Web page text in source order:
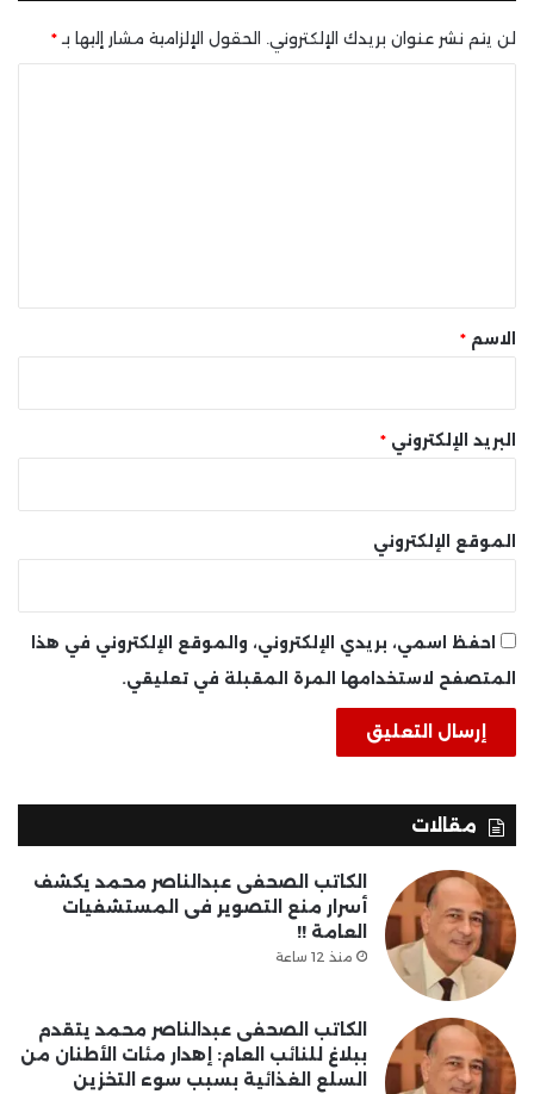
لن يتم نشر عنوان بريدك الإلكتروني. الحقول الإلزامية مشار إليها بـ *
* الاسم *
البريد الإلكتروني *
الموقع الإلكتروني
احفظ اسمي، بريدي الإلكتروني، والموقع الإلكتروني في هذا
المتصفح لاستخدامها المرة المقبلة في تعليقي.
مقالات
الكاتب الصحفى عبدالناصر محمد يكشف
أسرار منع التصوير فى المستشفيات
العامة !!
منذ 12 ساعة
الكاتب الصحفى عبدالناصر محمد يتقدم
ببلاغ للنائب العام: إهدار مئات الأطنان من
السلع الغذائية بسبب سوء التخزين